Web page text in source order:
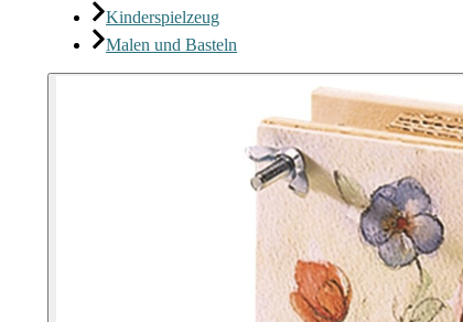
Kinderspielzeug
Malen und Basteln